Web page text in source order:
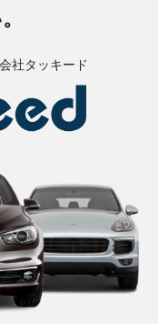
社タッキード